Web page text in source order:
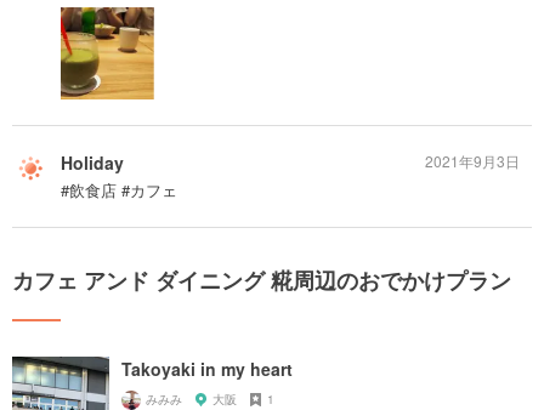
Holiday
#飲食店 #カフェ
2021年9月3日
カフェ アンド ダイニング 糀周辺のおでかけプラン
Takoyaki in my heart
みみみ 大阪 1